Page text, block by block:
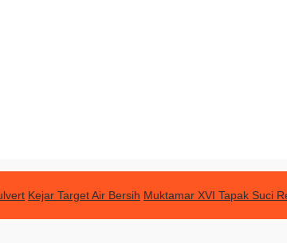
Kejar Target Air Bersih Muktamar XVI Tapak Suci